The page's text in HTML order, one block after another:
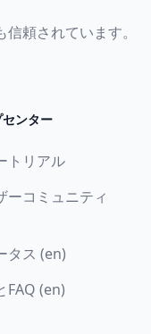
頼されています。
ンター
トリアル
ーコミュニティ
タス (en)
FAQ (en)